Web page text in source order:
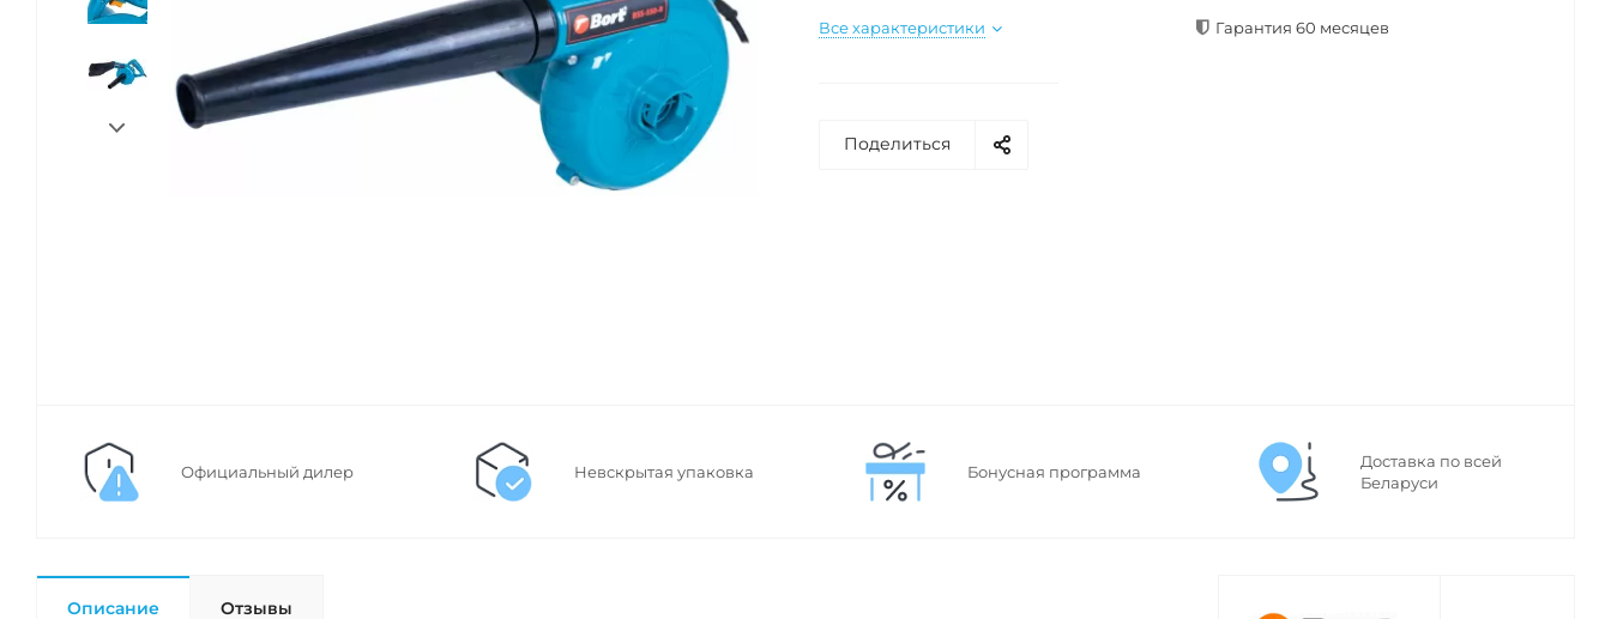
Все характеристики
Гарантия 60 месяцев
Поделиться
Официальный дилер Невскрытая упаковка Бонусная программа
Доставка по всей
Беларуси
Описание Отзывы